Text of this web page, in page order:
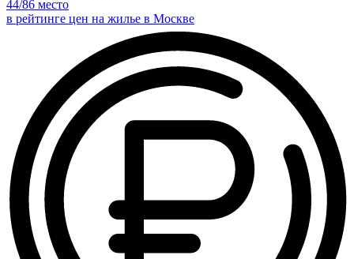
44/86 место
в рейтинге цен на жилье в Москве